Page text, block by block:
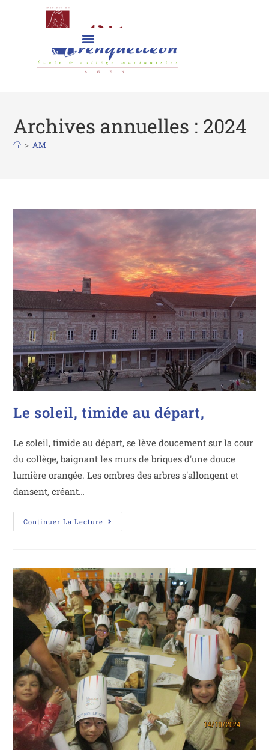
Archives annuelles : 2024
> AM
Le soleil, timide au départ,
Le soleil, timide au départ, se lève doucement sur la cour
du collège, baignant les murs de briques d'une douce
lumière orangée. Les ombres des arbres s'allongent et
dansent, créant…
Continuer La Lecture